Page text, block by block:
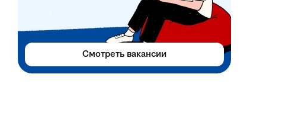
Смотреть вакансии